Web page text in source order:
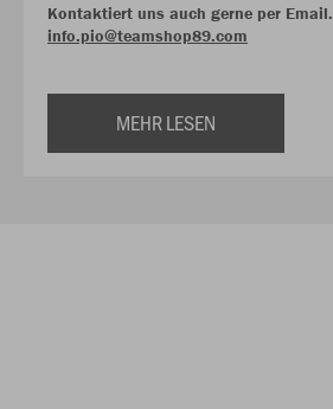
Kontaktiert uns auch gerne per Email.
info.pio@teamshop89.com
MEHR LESEN